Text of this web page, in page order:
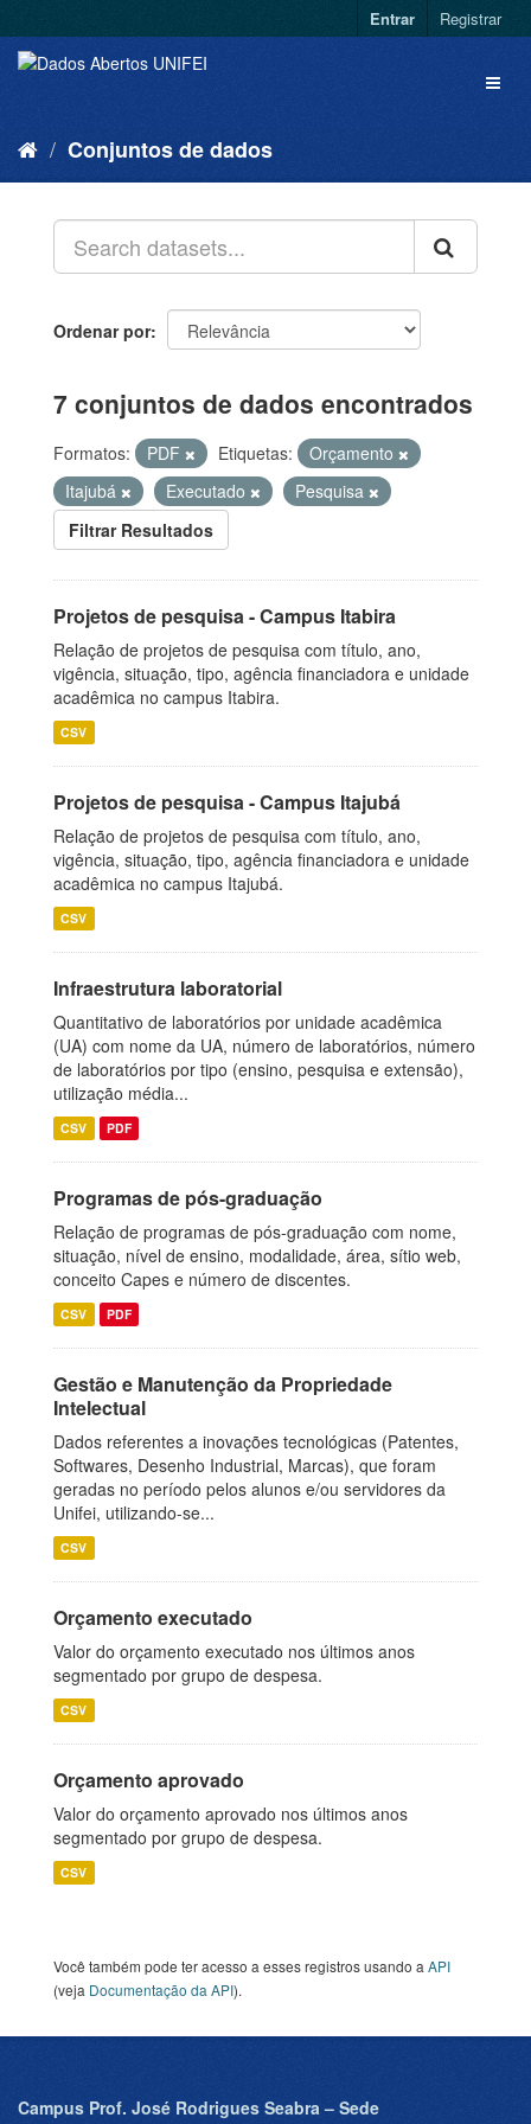
Entrar Registrar
Conjuntos de dados
Ordenar por
7 conjuntos de dados encontrados
Formatos: PDF Etiquetas:
Orçamento
Itajubá
Executado
Pesquisa
Filtrar Resultados
Projetos de pesquisa - Campus Itabira
Relação de projetos de pesquisa com título, ano,
vigência, situação, tipo, agência financiadora e unidade
acadêmica no campus Itabira.
CSV
Projetos de pesquisa - Campus Itajubá
Relação de projetos de pesquisa com título, ano,
vigência, situação, tipo, agência financiadora e unidade
acadêmica no campus Itajubá.
CSV
Infraestrutura laboratorial
Quantitativo de laboratórios por unidade acadêmica
(UA) com nome da UA, número de laboratórios, número
de laboratórios por tipo (ensino, pesquisa e extensão),
utilização média...
CSV PDF
Programas de pós-graduação
Relação de programas de pós-graduação com nome,
situação, nível de ensino, modalidade, área, sítio web,
conceito Capes e número de discentes.
CSV PDF
Gestão e Manutenção da Propriedade
Intelectual
Dados referentes a inovações tecnológicas (Patentes,
Softwares, Desenho Industrial, Marcas), que foram
geradas no período pelos alunos e/ou servidores da
Unifei, utilizando-se...
CSV
Orçamento executado
Valor do orçamento executado nos últimos anos
segmentado por grupo de despesa.
CSV
Orçamento aprovado
Valor do orçamento aprovado nos últimos anos
segmentado por grupo de despesa.
CSV
Você também pode ter acesso a esses registros usando a API
(veja Documentação da API).
Campus Prof. José Rodrigues Seabra – Sede